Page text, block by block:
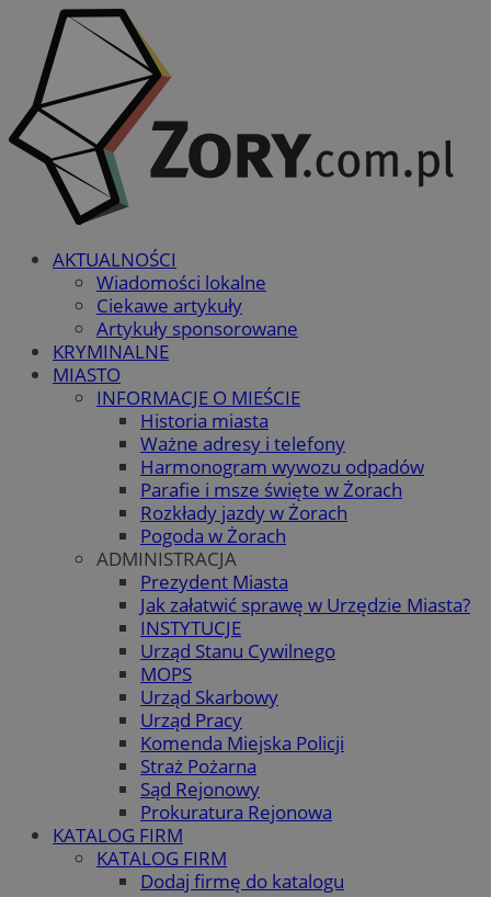
AKTUALNOŚCI
Wiadomości lokalne
Ciekawe artykuły
Artykuły sponsorowane
KRYMINALNE
MIASTO
INFORMACJE O MIEŚCIE
Historia miasta
Ważne adresy i telefony
Harmonogram wywozu odpadów
Parafie i msze święte w Żorach
Rozkłady jazdy w Żorach
Pogoda w Żorach
ADMINISTRACJA
Prezydent Miasta
Jak załatwić sprawę w Urzędzie Miasta?
INSTYTUCJE
Urząd Stanu Cywilnego
MOPS
Urząd Skarbowy
Urząd Pracy
Komenda Miejska Policji
Straż Pożarna
Sąd Rejonowy
Prokuratura Rejonowa
KATALOG FIRM
KATALOG FIRM
Dodaj firmę do katalogu